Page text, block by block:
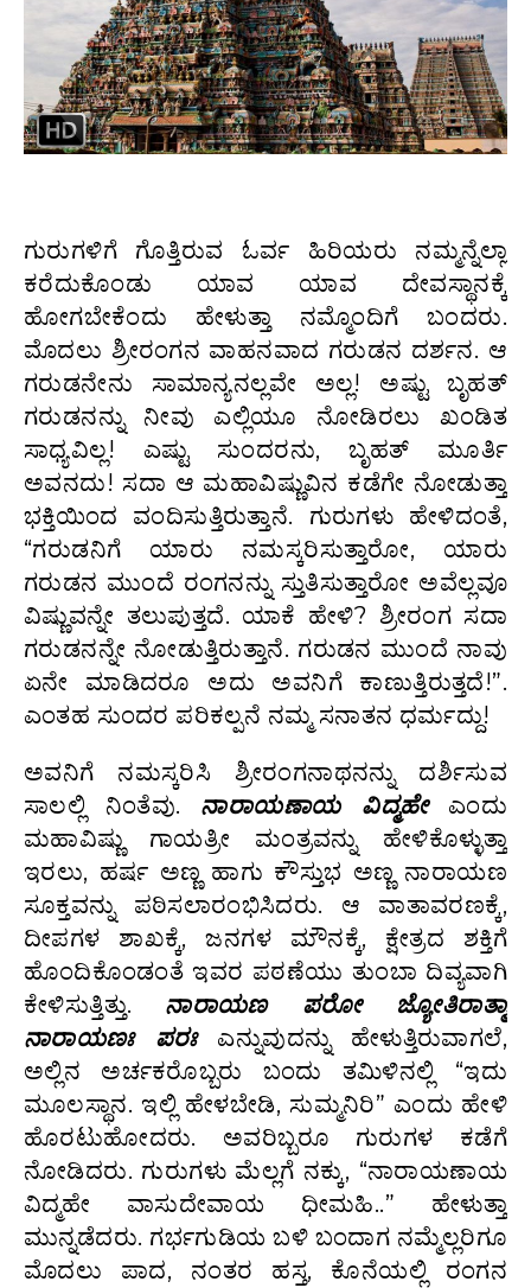
ಗುರುಗಳಿಗೆ ಗೊತ್ತಿರುವ ಓರ್ವ ಹಿರಿಯರು ನಮ್ಮನ್ನೆಲ್ಲಾ
ಕರೆದುಕೊಂಡು ಯಾವ ಯಾವ ದೇವಸ್ಥಾನಕ್ಕೆ
ಹೋಗಬೇಕೆಂದು ಹೇಳುತ್ತಾ ನಮ್ಮೊಂದಿಗೆ ಬಂದರು.
ಮೊದಲು ಶ್ರೀರಂಗನ ವಾಹನವಾದ ಗರುಡನ ದರ್ಶನ. ಆ
ಗರುಡನೇನು ಸಾಮಾನ್ಯನಲ್ಲವೇ ಅಲ್ಲ! ಅಷ್ಟು ಬೃಹತ್‌
ಗರುಡನನ್ನು ನೀವು ಎಲ್ಲಿಯೂ ನೋಡಿರಲು ಖಂಡಿತ
ಸಾಧ್ಯವಿಲ್ಲ! ಎಷ್ಟು ಸುಂದರನು, ಬೃಹತ್‌ ಮೂರ್ತಿ
ಅವನದು! ಸದಾ ಆ ಮಹಾವಿಷ್ಣುವಿನ ಕಡೆಗೇ ನೋಡುತ್ತಾ
ಭಕ್ತಿಯಿಂದ ವಂದಿಸುತ್ತಿರುತ್ತಾನೆ. ಗುರುಗಳು ಹೇಳಿದಂತೆ,
“ಗರುಡನಿಗೆ ಯಾರು ನಮಸ್ಕರಿಸುತ್ತಾರೋ, ಯಾರು
ಗರುಡನ ಮುಂದೆ ರಂಗನನ್ನು ಸ್ತುತಿಸುತ್ತಾರೋ ಅವೆಲ್ಲವೂ
ವಿಷ್ಣುವನ್ನೇ ತಲುಪುತ್ತದೆ. ಯಾಕೆ ಹೇಳಿ? ಶ್ರೀರಂಗ ಸದಾ
ಗರುಡನನ್ನೇ ನೋಡುತ್ತಿರುತ್ತಾನೆ. ಗರುಡನ ಮುಂದೆ ನಾವು
ಏನೇ ಮಾಡಿದರೂ ಅದು ಅವನಿಗೆ ಕಾಣುತ್ತಿರುತ್ತದೆ!”.
ಎಂತಹ ಸುಂದರ ಪರಿಕಲ್ಪನೆ ನಮ್ಮ ಸನಾತನ ಧರ್ಮದ್ದು!
ಅವನಿಗೆ ನಮಸ್ಕರಿಸಿ ಶ್ರೀರಂಗನಾಥನನ್ನು ದರ್ಶಿಸುವ
ಸಾಲಲ್ಲಿ ನಿಂತೆವು. ನಾರಾಯಣಾಯ ವಿದ್ಮಹೇ
ಎಂದು
ಮಹಾವಿಷ್ಣು ಗಾಯತ್ರೀ ಮಂತ್ರವನ್ನು ಹೇಳಿಕೊಳ್ಳುತ್ತಾ
ಇರಲು, ಹರ್ಷ ಅಣ್ಣ ಹಾಗು ಕೌಸ್ತುಭ ಅಣ್ಣ ನಾರಾಯಣ
ಸೂಕ್ತವನ್ನು ಪಠಿಸಲಾರಂಭಿಸಿದರು. ಆ ವಾತಾವರಣಕ್ಕೆ,
ದೀಪಗಳ ಶಾಖಕ್ಕೆ, ಜನಗಳ ಮೌನಕ್ಕೆ, ಕ್ಷೇತ್ರದ ಶಕ್ತಿಗೆ
ಹೊಂದಿಕೊಂಡಂತೆ ಇವರ ಪಠಣೆಯು ತುಂಬಾ ದಿವ್ಯವಾಗಿ
ಕೇಳಿಸುತ್ತಿತ್ತು. ನಾರಾಯಣ ಪರೋ ಜ್ಯೋತಿರಾತ್ಮಾ
ನಾರಾಯಣಃ ಪರಃ
ಎನ್ನುವುದನ್ನು ಹೇಳುತ್ತಿರುವಾಗಲೆ,
ಅಲ್ಲಿನ ಅರ್ಚಕರೊಬ್ಬರು ಬಂದು ತಮಿಳಿನಲ್ಲಿ “ಇದು
ಮೂಲಸ್ಥಾನ. ಇಲ್ಲಿ ಹೇಳಬೇಡಿ, ಸುಮ್ಮನಿರಿ” ಎಂದು ಹೇಳಿ
ಹೊರಟುಹೋದರು. ಅವರಿಬ್ಬರೂ ಗುರುಗಳ ಕಡೆಗೆ
ನೋಡಿದರು. ಗುರುಗಳು ಮೆಲ್ಲಗೆ ನಕ್ಕು, “ನಾರಾಯಣಾಯ
ವಿದ್ಮಹೇ ವಾಸುದೇವಾಯ ಧೀಮಹಿ..” ಹೇಳುತ್ತಾ
ಮುನ್ನಡೆದರು. ಗರ್ಭಗುಡಿಯ ಬಳಿ ಬಂದಾಗ ನಮ್ಮೆಲ್ಲರಿಗೂ
ಮೊದಲು ಪಾದ, ನಂತರ ಹಸ್ತ, ಕೊನೆಯಲ್ಲಿ ರಂಗನ